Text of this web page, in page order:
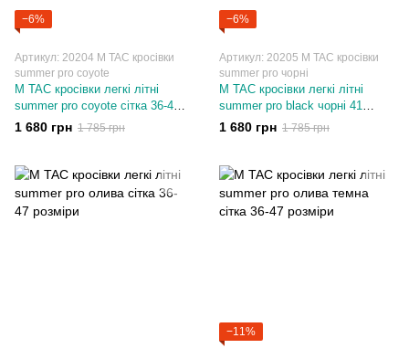
−6%
Артикул: 20204 M TAC кросівки
summer pro coyote
M TAC кросівки легкі літні
summer pro coyote сітка 36-47
розміри
1 680 грн 1 785 грн
−6%
Артикул: 20205 M TAC кросівки
summer pro чорні
M TAC кросівки легкі літні
summer pro black чорні 41
розмір
1 680 грн 1 785 грн
−11%